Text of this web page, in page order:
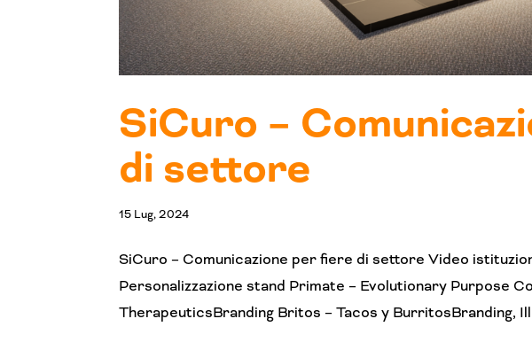
SiCuro –
di settore
15 Lug, 2024
SiCuro – Comunicazione per fiere di settore Video
Personalizzazione stand Primate – Evolutionary Purpose
TherapeuticsBranding Britos – Tacos y BurritosBranding,